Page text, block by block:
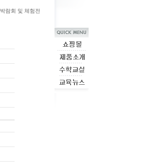
박람회 및 체험전